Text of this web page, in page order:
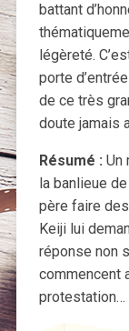
battant
légèreté.
porte
de ce très
doute jamais
Résumé : Un
la banlieue
père faire
Keiji lui
réponse non
commencent
protestation…